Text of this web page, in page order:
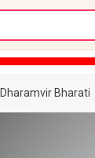
Dharamvir Bharati